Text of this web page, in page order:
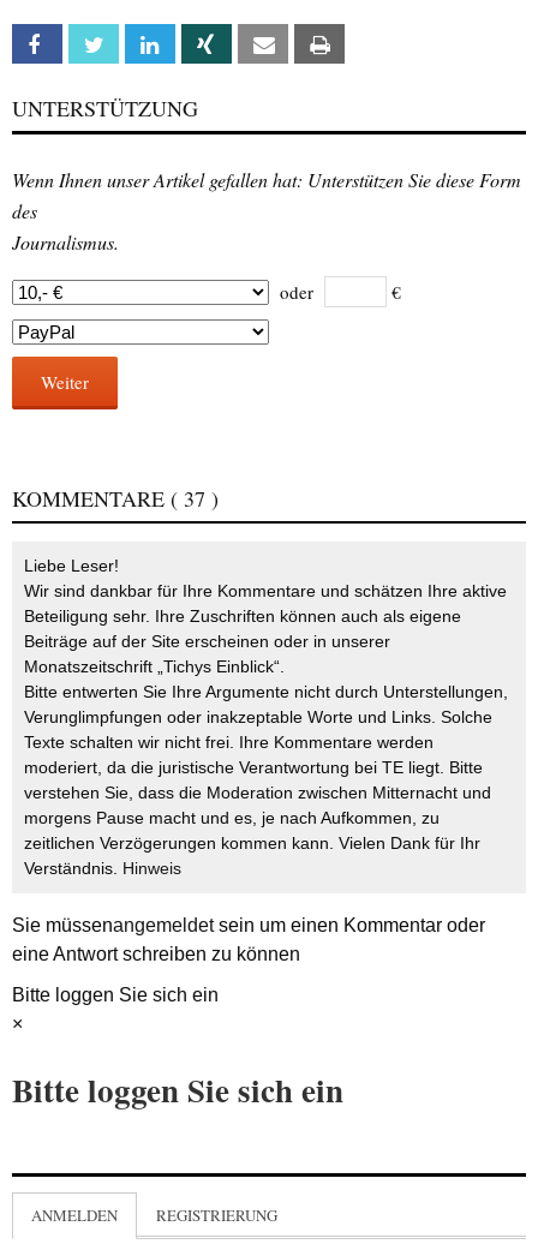
Facebook Twitter Linkedin Xing Email
UNTERSTÜTZUNG
Wenn Ihnen unser Artikel gefallen hat: Unterstützen Sie diese Form
des
Journalismus.
oder €
Weiter
KOMMENTARE ( 37 )
Liebe Leser!
Wir sind dankbar für Ihre Kommentare und schätzen Ihre aktive
Beteiligung sehr. Ihre Zuschriften können auch als eigene
Beiträge auf der Site erscheinen oder in unserer
Monatszeitschrift „Tichys Einblick“.
Bitte entwerten Sie Ihre Argumente nicht durch Unterstellungen,
Verunglimpfungen oder inakzeptable Worte und Links. Solche
Texte schalten wir nicht frei. Ihre Kommentare werden
moderiert, da die juristische Verantwortung bei TE liegt. Bitte
verstehen Sie, dass die Moderation zwischen Mitternacht und
morgens Pause macht und es, je nach Aufkommen, zu
zeitlichen Verzögerungen kommen kann. Vielen Dank für Ihr
Verständnis. Hinweis
Sie müssenangemeldetsein um einen Kommentar oder
eine Antwort schreiben zu können
Bitte loggen Sie sich ein
×
Bitte loggen Sie sich ein
ANMELDEN REGISTRIERUNG